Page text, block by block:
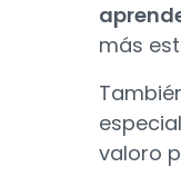
más
valoro